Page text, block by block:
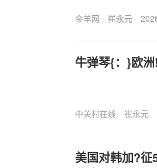
金羊网 崔永元
牛弹琴{：}欧
中关村在线 崔永元
美国对韩加?征